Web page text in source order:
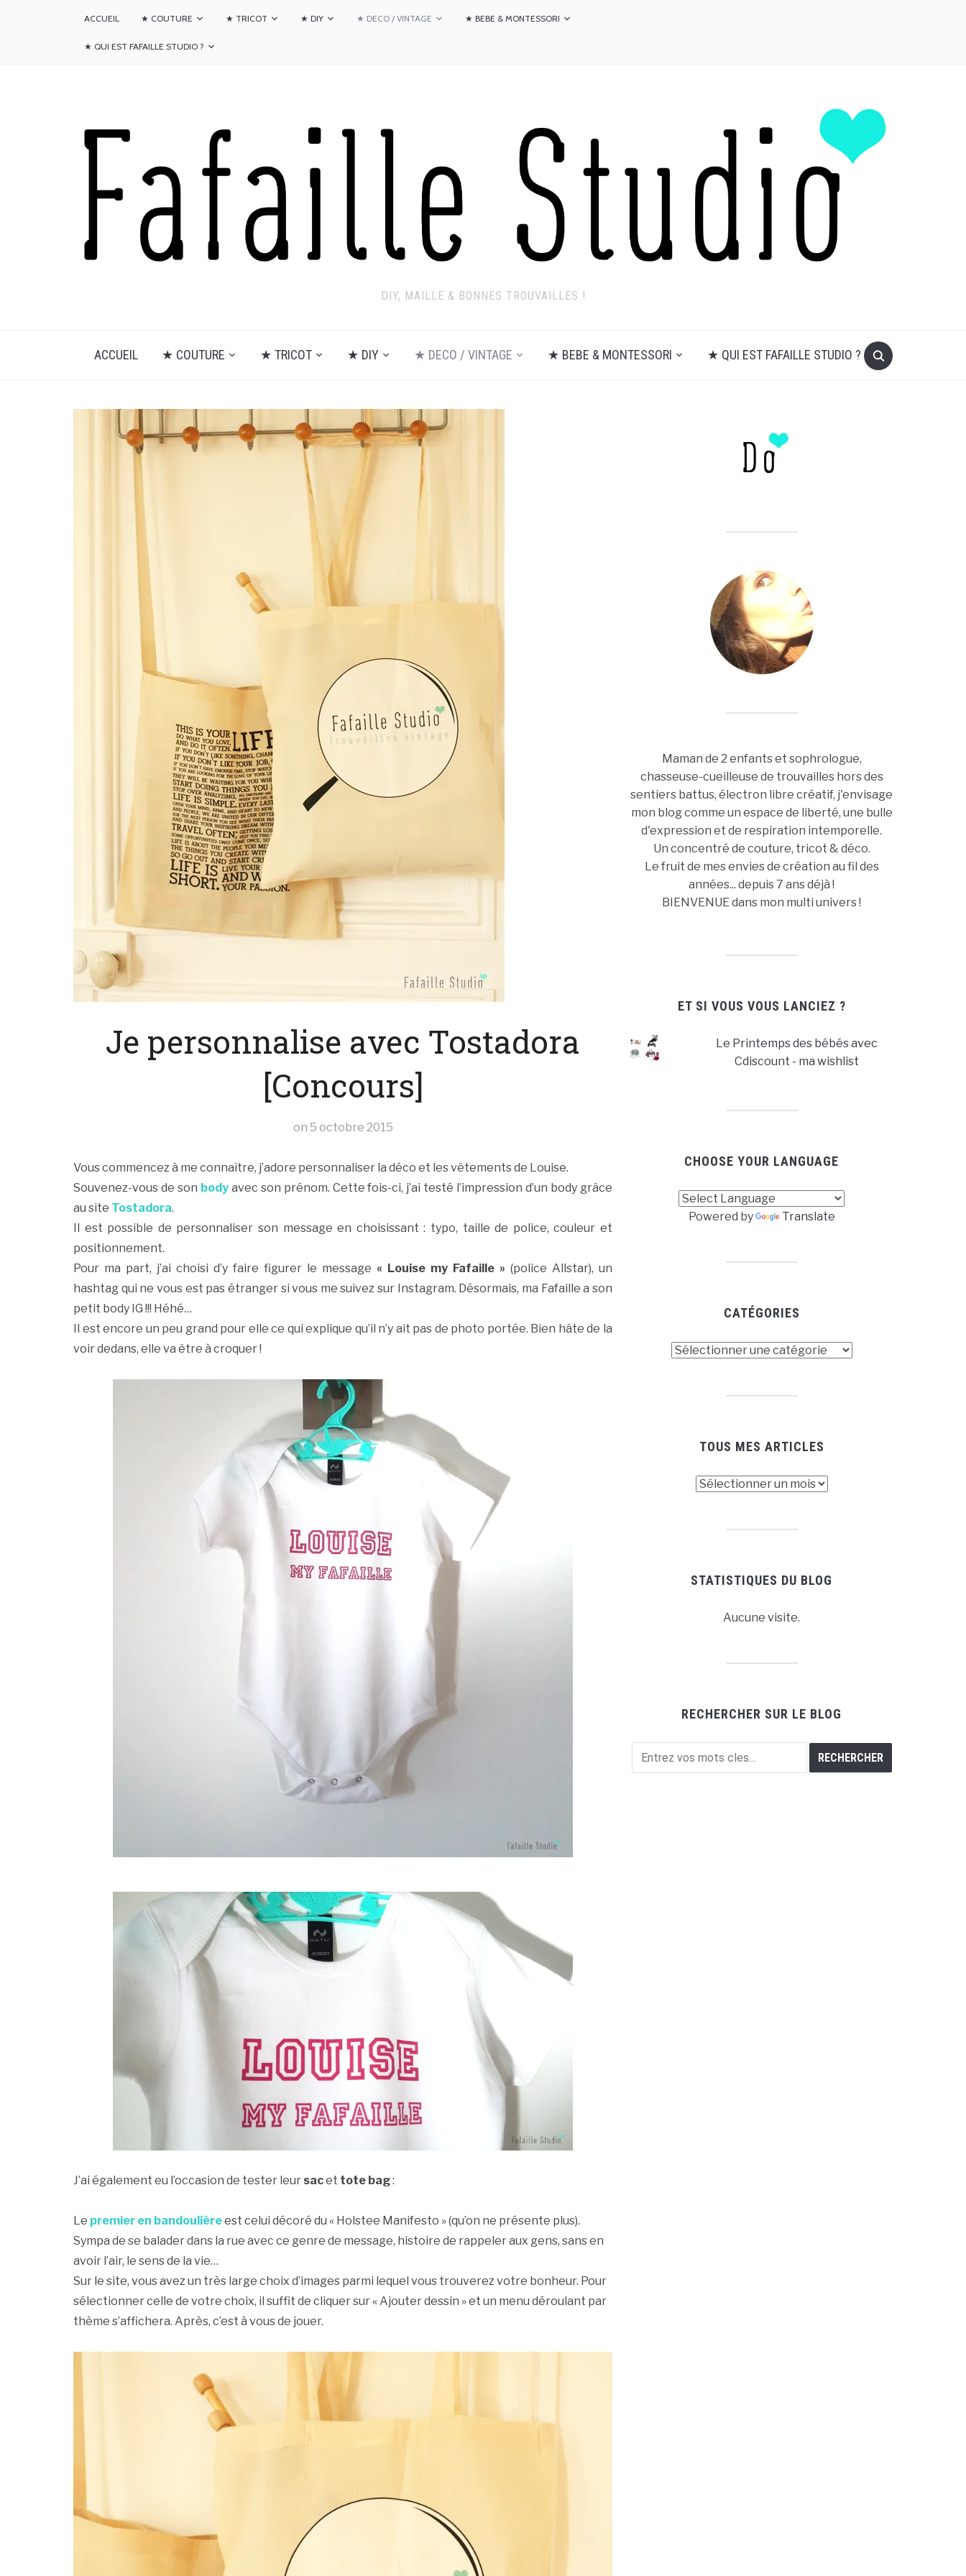
ACCUEIL ★ COUTURE ★ TRICOT ★ DIY ★ DECO / VINTAGE ★ BEBE & MONTESSORI
★ QUI EST FAFAILLE STUDIO ?
DIY, MAILLE & BONNES TROUVAILLES !
ACCUEIL ★ COUTURE ★ TRICOT ★ DIY ★ DECO / VINTAGE ★ BEBE & MONTESSORI ★ QUI EST FAFAILLE STUDIO ?
Je personnalise avec Tostadora
[Concours]
on 5 octobre 2015
Vous commencez à me connaître, j’adore personnaliser la déco et les vêtements de Louise.
Souvenez-vous de son body avec son prénom. Cette fois-ci, j’ai testé l’impression d’un body grâce
au site Tostadora.
Il est possible de personnaliser son message en choisissant : typo, taille de police, couleur et
positionnement.
Pour ma part, j’ai choisi d’y faire figurer le message « Louise my Fafaille » (police Allstar), un
hashtag qui ne vous est pas étranger si vous me suivez sur Instagram. Désormais, ma Fafaille a son
petit body IG !!! Héhé…
Il est encore un peu grand pour elle ce qui explique qu’il n’y ait pas de photo portée. Bien hâte de la
voir dedans, elle va être à croquer !
J’ai également eu l’occasion de tester leur sacet tote bag:
Le premier en bandoulièreest celui décoré du « Holstee Manifesto » (qu’on ne présente plus).
Sympa de se balader dans la rue avec ce genre de message, histoire de rappeler aux gens, sans en
avoir l’air, le sens de la vie…
Sur le site, vous avez un très large choix d’images parmi lequel vous trouverez votre bonheur. Pour
sélectionner celle de votre choix, il suffit de cliquer sur « Ajouter dessin » et un menu déroulant par
thème s’affichera. Après, c’est à vous de jouer.
Maman de 2 enfants et sophrologue,
chasseuse-cueilleuse de trouvailles hors des
sentiers battus, électron libre créatif, j'envisage
mon blog comme un espace de liberté, une bulle
d'expression et de respiration intemporelle.
Un concentré de couture, tricot & déco.
Le fruit de mes envies de création au fil des
années... depuis 7 ans déjà !
BIENVENUE dans mon multi univers !
ET SI VOUS VOUS LANCIEZ ?
Le Printemps des bébés avec
Cdiscount - ma wishlist
CHOOSE YOUR LANGUAGE
Powered by Translate
CATÉGORIES
Catégories
TOUS MES ARTICLES
STATISTIQUES DU BLOG
Aucune visite.
RECHERCHER SUR LE BLOG